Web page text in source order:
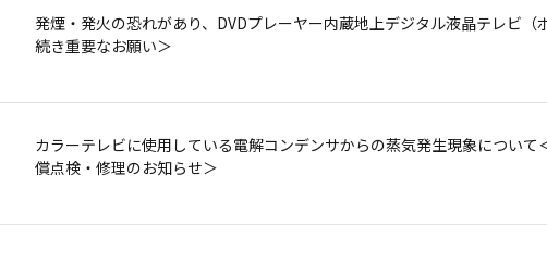
発煙・発火の恐れがあり、DVDプレーヤー内蔵地上デジタル液晶テレビ
続き重要なお願い＞
カラーテレビに使用している電解コンデンサからの蒸気発生現象につい
償点検・修理のお知らせ＞
（株）アイ・オー・データ機器製USB接続外付ハードディスク「HDCS－
〈レグザ〉に接続してお使いいただく際のお願い
発煙・発火の恐れがあり、約20年前の東芝製ブラウン管テレビを継続して
DVDプレーヤー内蔵地上デジタル液晶テレビ（ポータロウ）「SD-